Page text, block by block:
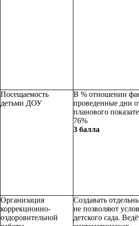
Посещаемость
детьми ДОУ
В % отношении
проведенные дни
планового
76%
3 балла
Организация
коррекционно-
оздоровительной
Создавать
не позволяют
детского сада.